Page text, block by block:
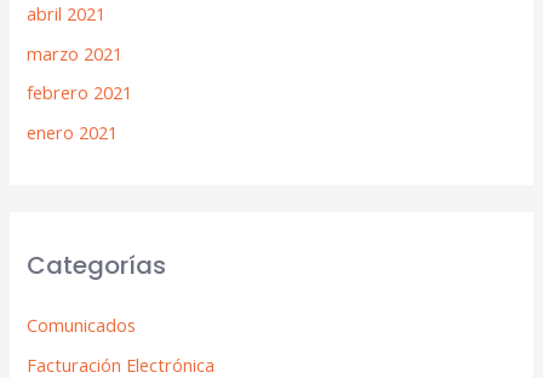
abril 2021
marzo 2021
febrero 2021
enero 2021
Categorías
Comunicados
Facturación Electrónica